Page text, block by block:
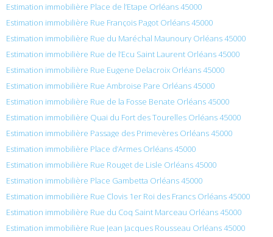
Estimation immobilière Place de l’Etape Orléans 45000
Estimation immobilière Rue François Pagot Orléans 45000
Estimation immobilière Rue du Maréchal Maunoury Orléans 45000
Estimation immobilière Rue de l’Ecu Saint Laurent Orléans 45000
Estimation immobilière Rue Eugene Delacroix Orléans 45000
Estimation immobilière Rue Ambroise Pare Orléans 45000
Estimation immobilière Rue de la Fosse Benate Orléans 45000
Estimation immobilière Quai du Fort des Tourelles Orléans 45000
Estimation immobilière Passage des Primevères Orléans 45000
Estimation immobilière Place d’Armes Orléans 45000
Estimation immobilière Rue Rouget de Lisle Orléans 45000
Estimation immobilière Place Gambetta Orléans 45000
Estimation immobilière Rue Clovis 1er Roi des Francs Orléans 45000
Estimation immobilière Rue du Coq Saint Marceau Orléans 45000
Estimation immobilière Rue Jean Jacques Rousseau Orléans 45000